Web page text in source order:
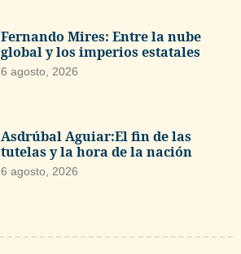
Fernando Mires: Entre la nube
global y los imperios estatales
6 agosto, 2026
Asdrúbal Aguiar:El fin de las
tutelas y la hora de la nación
6 agosto, 2026